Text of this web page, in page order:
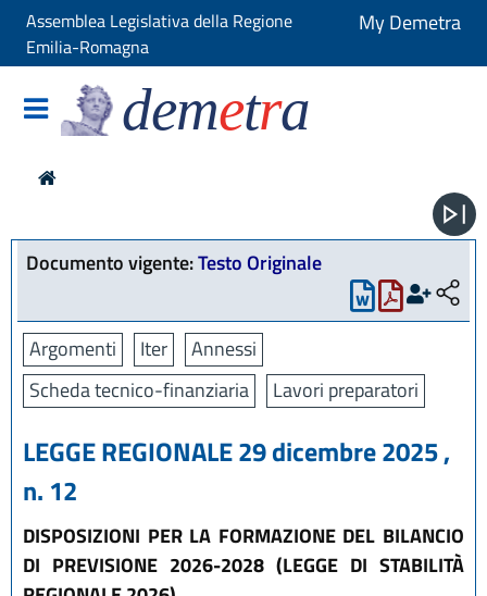
Assemblea Legislativa della Regione
Emilia-Romagna
My Demetra
demetra
Documento vigente:Testo Originale
Argomenti Iter
Annessi
Scheda tecnico-finanziaria
Lavori preparatori
LEGGE REGIONALE 29 dicembre 2025 ,
n. 12
DISPOSIZIONI PER LA FORMAZIONE DEL BILANCIO
DI PREVISIONE 2026-2028 (LEGGE DI STABILITÀ